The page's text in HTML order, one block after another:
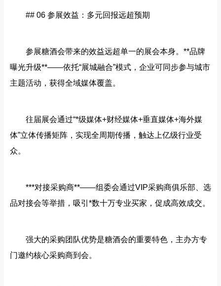
## 06 参展效益：多元回报远超预期
参展糖酒会带来的效益远超单一的展会本身。**品牌
曝光升级**——依托“展城融合”模式，企业可同步参与城市
主题活动，获得全域媒体覆盖。
往届展会通过“*级媒体+财经媒体+垂直媒体+海外媒
体”立体传播矩阵，实现全周期传播，触达上亿级行业受
众。
***对接采购商**——组委会通过VIP采购商俱乐部、选
品对接会等举措，吸引*数十万专业买家，促成高效成交。
强大的采购团队优势是糖酒会的重要特色，主办方专
门邀约核心采购商到会。